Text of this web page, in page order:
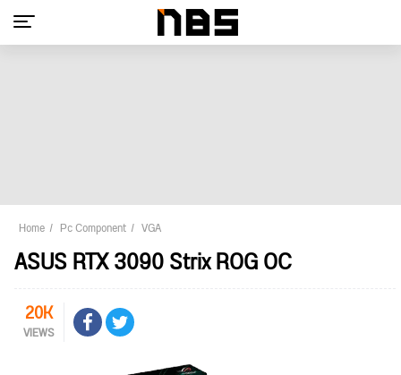
Home Pc Component VGA
ASUS RTX 3090 Strix ROG OC
20K
VIEWS